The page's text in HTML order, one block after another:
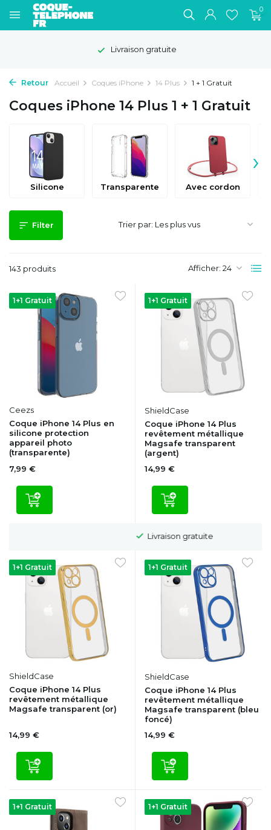
0
Livraison gratuite
Retour Accueil Coques iPhone 14 Plus 1 + 1 Gratuit
Coques iPhone 14 Plus 1 + 1 Gratuit
Silicone Transparente Avec cordon
›
Filter
143 produits Afficher:
Trier par:
1+1 Gratuit
Ceezs
Coque iPhone 14 Plus en
silicone protection
appareil photo
(transparente)
7,99 €
1+1 Gratuit
ShieldCase
Coque iPhone 14 Plus
revêtement métallique
Magsafe transparent
(argent)
14,99 €
Livraison gratuite
1+1 Gratuit
ShieldCase
Coque iPhone 14 Plus
revêtement métallique
Magsafe transparent (or)
14,99 €
1+1 Gratuit
ShieldCase
Coque iPhone 14 Plus
revêtement métallique
Magsafe transparent (bleu
foncé)
14,99 €
1+1 Gratuit 1+1 Gratuit